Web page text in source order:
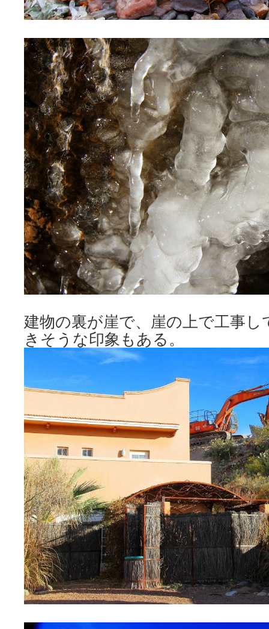
建物の裏が崖で、崖の上で工事
きそうな印象もある。